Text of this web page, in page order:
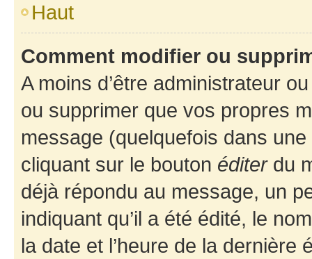
Haut
Comment modifier ou
A moins d’être administrateur
ou supprimer que vos propres
message (quelquefois dans
cliquant sur le bouton éditerdu
déjà répondu au message, un
indiquant qu’il a été édité, le
la date et l’heure de la dernière